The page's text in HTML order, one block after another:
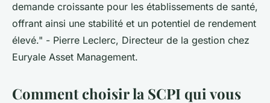
demande croissante pour les établissements de santé,
offrant ainsi une stabilité et un potentiel de rendement
élevé." - Pierre Leclerc, Directeur de la gestion chez
Euryale Asset Management.
Comment choisir la SCPI qui vous